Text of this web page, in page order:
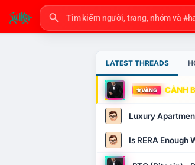
LATEST THREADS
VÀNG CẢNH
Luxury
Is RERA Enough